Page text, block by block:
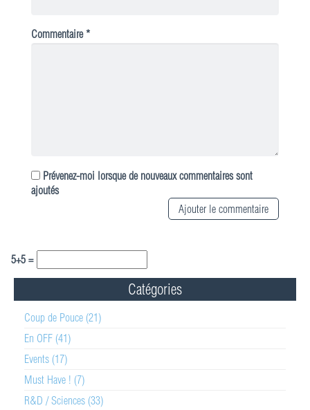
Commentaire *
Prévenez-moi lorsque de nouveaux commentaires sont
ajoutés
5+5 =
Catégories
Coup de Pouce (21)
En OFF (41)
Events (17)
Must Have ! (7)
R&D / Sciences (33)